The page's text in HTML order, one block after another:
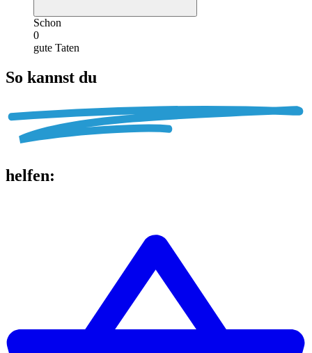
Schon
0
gute Taten
So kannst du
helfen: